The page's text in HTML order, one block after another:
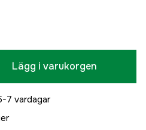
Lägg i varukorgen
7 vardagar